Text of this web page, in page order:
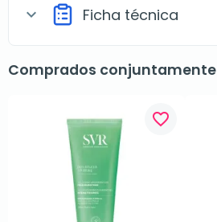
expand_more Ficha técnica
Comprados conjuntamente
favorite_border